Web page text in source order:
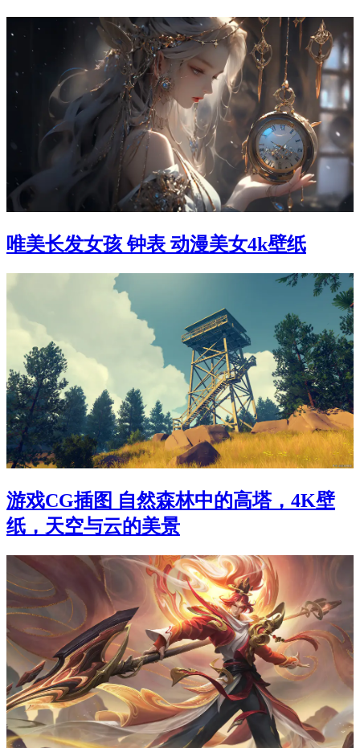
唯美长发女孩 钟表 动漫美女4k壁纸
游戏CG插图 自然森林中的高塔，4K壁
纸，天空与云的美景